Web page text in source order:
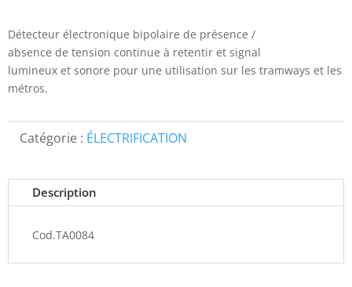
Détecteur électronique bipolaire de présence /
absence de tension continue à retentir et signal
lumineux et sonore pour une utilisation sur les tramways et les
métros.
Catégorie : ÉLECTRIFICATION
Description
Cod.TA0084